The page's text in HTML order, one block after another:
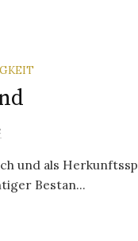
und als
Bestan...